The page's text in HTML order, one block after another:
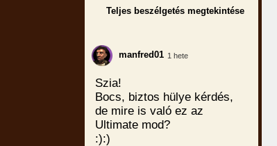
Teljes beszélgetés megtekintése
manfred01 1 hete
Szia!
Bocs, biztos hülye kérdés,
de mire is való ez az
Ultimate mod?
:):)